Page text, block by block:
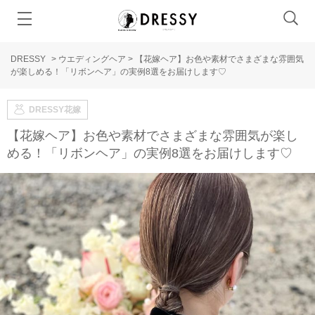
DRESSY > ウエディングヘア >
【花嫁ヘア】お色や素材でさまざまな雰囲気
が楽しめる！「リボンヘア」の実例8選をお届けします♡
DRESSY花嫁
【花嫁ヘア】お色や素材でさまざまな雰囲気が楽し
める！「リボンヘア」の実例8選をお届けします♡